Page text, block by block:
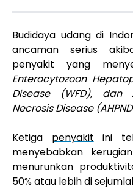
Budidaya udang di
ancaman serius
penyakit yang
Enterocytozoon
Disease (WFD), dan
Necrosis Disease
Ketiga penyakit ini
menyebabkan
menurunkan
50% atau lebih di